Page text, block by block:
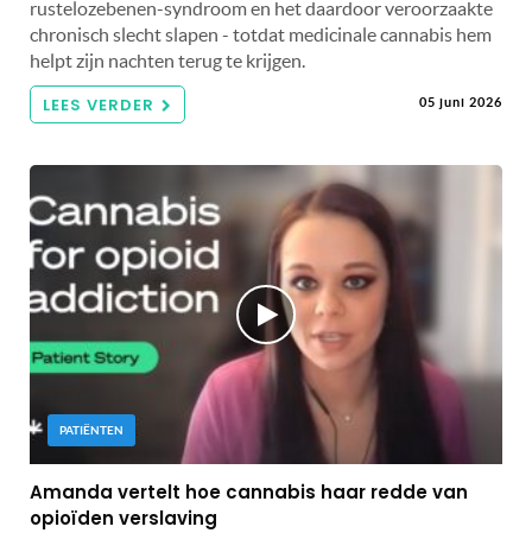
rustelozebenen-syndroom en het daardoor veroorzaakte
chronisch slecht slapen - totdat medicinale cannabis hem
helpt zijn nachten terug te krijgen.
LEES VERDER 05 juni 2026
PATIËNTEN
Amanda vertelt hoe cannabis haar redde van
opioïden verslaving